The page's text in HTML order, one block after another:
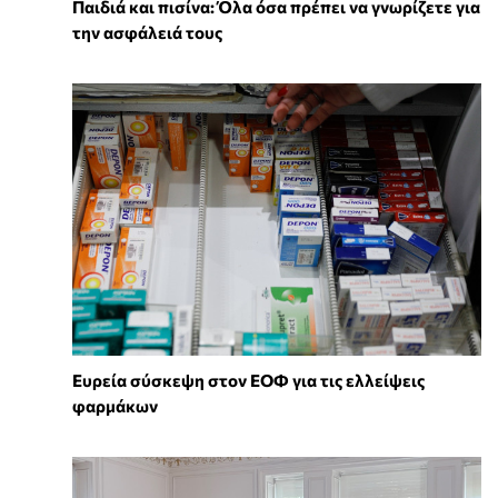
Παιδιά και πισίνα: Όλα όσα πρέπει να γνωρίζετε για
την ασφάλειά τους
Ευρεία σύσκεψη στον ΕΟΦ για τις ελλείψεις
φαρμάκων